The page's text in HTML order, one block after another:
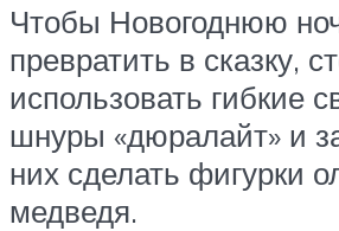
Чтобы Новогоднюю
превратить в сказку,
использовать гибкие
шнуры «дюралайт» и
них сделать фигурки
медведя.